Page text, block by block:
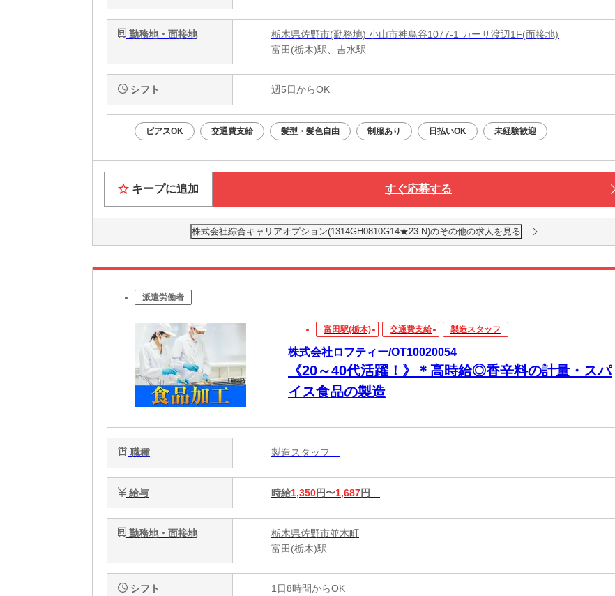
勤務地・面接地
栃木県佐野市(勤務地) 小山市神鳥谷1077-1 カーサ渡辺1F(面接地)
富田(栃木)駅、吉水駅
シフト 週5日からOK
ピアスOK 交通費支給 髪型・髪色自由 制服あり 日払いOK 未経験歓迎
キープに追加 すぐ応募する
株式会社綜合キャリアオプション(1314GH0810G14★23-N)のその他の求人を見る
派遣労働者
富田駅(栃木) 交通費支給 製造スタッフ
株式会社ロフティー/OT10020054
《20～40代活躍！》＊高時給◎香辛料の計量・スパ
イス食品の製造
職種 製造スタッフ
給与 時給1,350円〜1,687円
勤務地・面接地
栃木県佐野市並木町
富田(栃木)駅
シフト 1日8時間からOK